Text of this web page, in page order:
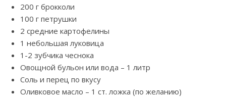
200 г брокколи
100 г петрушки
2 средние картофелины
1 небольшая луковица
1-2 зубчика чеснока
Овощной бульон или вода – 1 литр
Соль и перец по вкусу
Оливковое масло – 1 ст. ложка (по желанию)